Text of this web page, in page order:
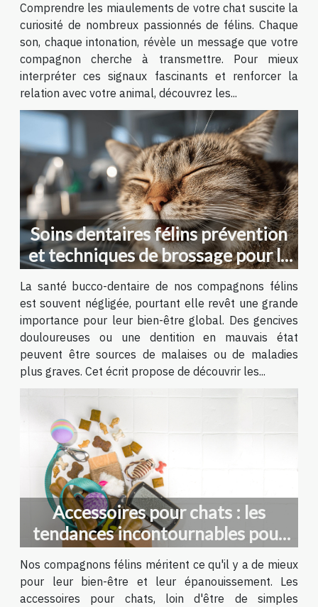
Comprendre les miaulements de votre chat suscite la
curiosité de nombreux passionnés de félins. Chaque
son, chaque intonation, révèle un message que votre
compagnon cherche à transmettre. Pour mieux
interpréter ces signaux fascinants et renforcer la
relation avec votre animal, découvrez les...
Soins dentaires félins prévention
et techniques de brossage pour la
santé de votre chat
La santé bucco-dentaire de nos compagnons félins
est souvent négligée, pourtant elle revêt une grande
importance pour leur bien-être global. Des gencives
douloureuses ou une dentition en mauvais état
peuvent être sources de malaises ou de maladies
plus graves. Cet écrit propose de découvrir les...
Accessoires pour chats : les
tendances incontournables pour
votre félin
Nos compagnons félins méritent ce qu'il y a de mieux
pour leur bien-être et leur épanouissement. Les
accessoires pour chats, loin d'être de simples